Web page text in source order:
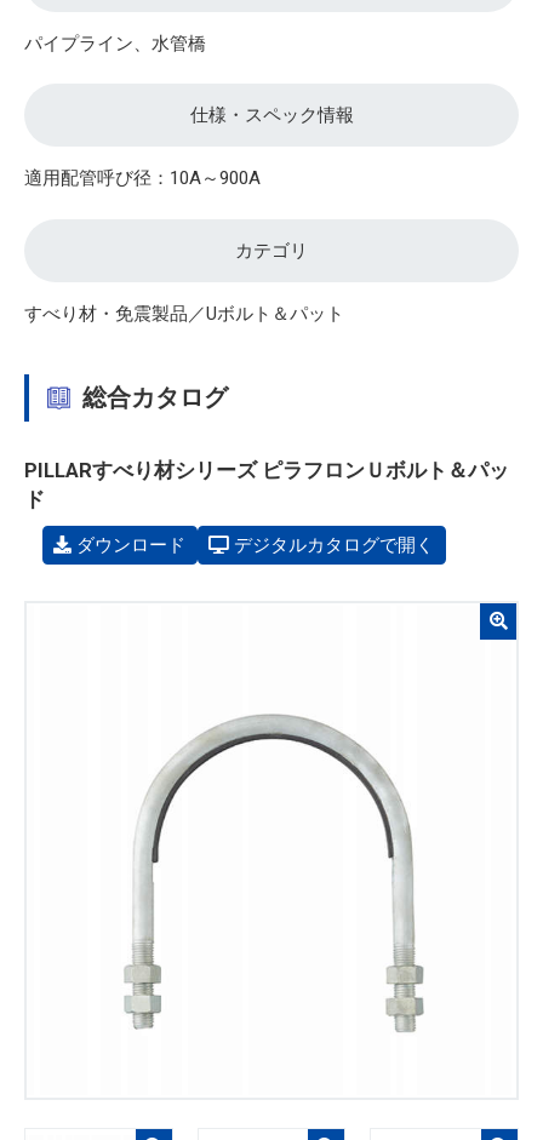
パイプライン、水管橋
仕様・スペック情報
適用配管呼び径：10A～900A
カテゴリ
すべり材・免震製品／Uボルト＆パット
総合カタログ
PILLARすべり材シリーズ ピラフロンＵボルト＆パッ
ド
ダウンロード デジタルカタログで開く